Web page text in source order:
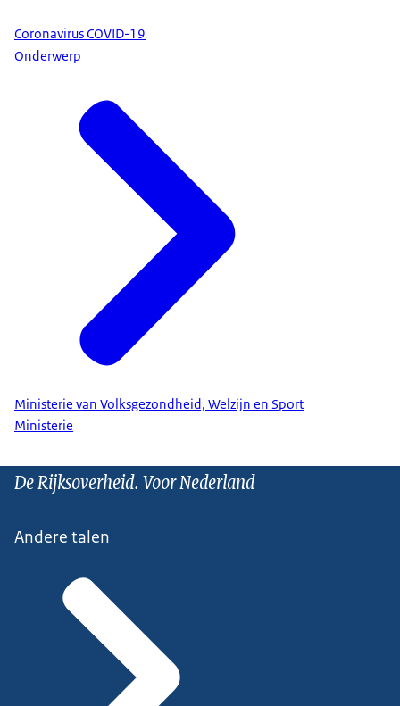
Coronavirus COVID-19
Onderwerp
Ministerie van Volksgezondheid, Welzijn en Sport
Ministerie
De Rijksoverheid. Voor Nederland
Andere talen